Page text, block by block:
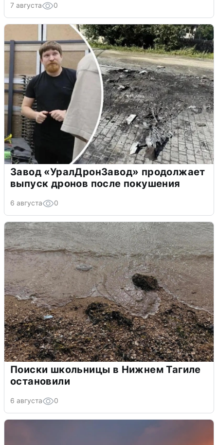
7 августа 0
Завод «УралДронЗавод» продолжает
выпуск дронов после покушения
6 августа 0
Поиски школьницы в Нижнем Тагиле
остановили
6 августа 0